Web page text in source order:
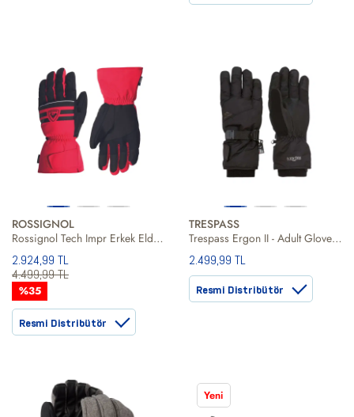
ROSSIGNOL
Rossignol Tech Impr Erkek Eldiven
2.924,99 TL
4.499,99 TL
%35
Resmi Distribütör
TRESPASS
Trespass Ergon II - Adult Gloves Unisex Siyah Eldiven
2.499,99 TL
Resmi Distribütör
Yeni